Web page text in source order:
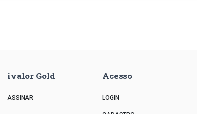
ivalor Gold
ASSINAR
Acesso
LOGIN